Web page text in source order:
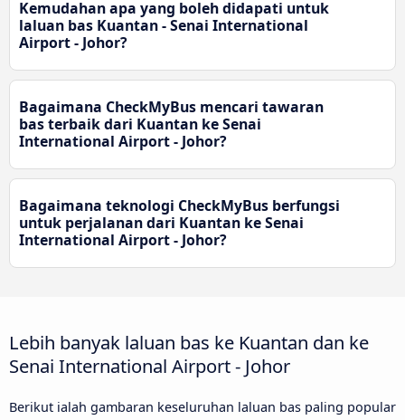
Kemudahan apa yang boleh didapati untuk
laluan bas Kuantan - Senai International
Airport - Johor?
Bagaimana CheckMyBus mencari tawaran
bas terbaik dari Kuantan ke Senai
International Airport - Johor?
Bagaimana teknologi CheckMyBus berfungsi
untuk perjalanan dari Kuantan ke Senai
International Airport - Johor?
Lebih banyak laluan bas ke Kuantan dan ke
Senai International Airport - Johor
Berikut ialah gambaran keseluruhan laluan bas paling popular